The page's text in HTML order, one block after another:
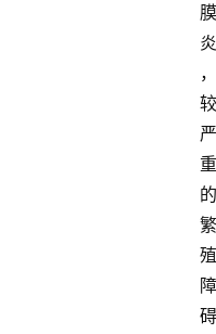
膜
炎
，
较
严
重
的
繁
殖
障
碍